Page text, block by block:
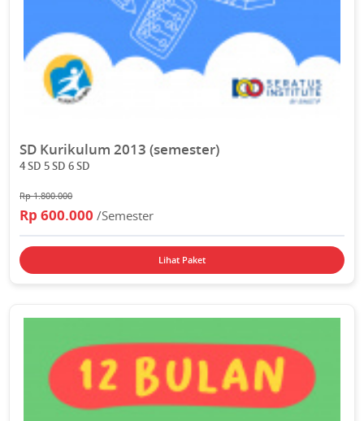
SD Kurikulum 2013 (semester)
4 SD 5 SD 6 SD
Rp 1.800.000
Rp 600.000/Semester
Lihat Paket